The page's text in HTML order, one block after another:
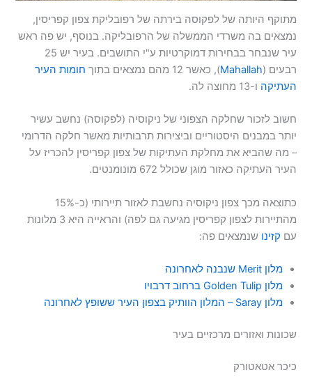
מתוקף היותה של לפקוסה בירתה של רפובליקת צפון קפריסין,
נמצאים בה משרדי הממשלה של הרפובליקה. בנוסף, יש פה ראש
עיר שנבחר בבחירות דמוקרטיות ע"י התושבים. בעיר יש 25
רבעים (Mahallah), כאשר 12 מהם נמצאים בתוך
חומות העיר
העתיקה ו-13 מחוצה לה.
חשוב לזכור שחלקה הצפוני של ניקוסיה (לפקוסה) נחשב עשיר
יותר במבנים היסטוריים וביצירות תרבותיות מאשר חלקה הדרומי
– מה שהביא את מחלקת העתיקות של צפון קפריסין להכריז על
העיר העתיקה כאזור מוגן שכולל 672 מונומנטים.
כתוצאה מכך צפון ניקוסיה נחשבת לאזור תיירותי (כ-15%
מהתיירות לצפון קפריסין מגיעה גם לפה) והראייה היא 3 מלונות
עם קזינו שנמצאים פה:
מלון Merit שנבנה לאחרונה
מלון Golden Tulip ברחוב דרבויו
מלון Saray – המלון הוותיק בצפון העיר ששופץ לאחרונה
שכונות ואזורים מרכזיים בעיר
כיכר אטאטורק